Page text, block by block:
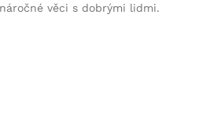
věci s dobrými lidmi.